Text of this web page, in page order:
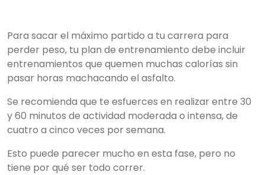
Para sacar el máximo partido a tu carrera para
perder peso, tu plan de entrenamiento debe incluir
entrenamientos que quemen muchas calorías sin
pasar horas machacando el asfalto.
Se recomienda que te esfuerces en realizar entre 30
y 60 minutos de actividad moderada o intensa, de
cuatro a cinco veces por semana.
Esto puede parecer mucho en esta fase, pero no
tiene por qué ser todo correr.